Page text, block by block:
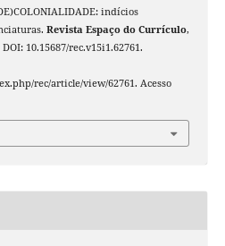
indícios
Revista Espaço do Currículo,
10.15687/rec.v15i1.62761.
rec/article/view/62761. Acesso